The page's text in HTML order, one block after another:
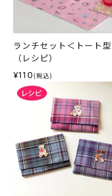
ランチセット＜トート
（レシピ）
¥110 (税込)